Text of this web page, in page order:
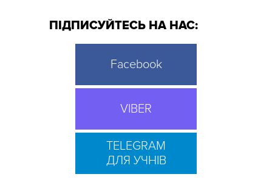
ПІДПИСУЙТЕСЬ НА НАС:
Facebook
VIBER
TELEGRAM
ДЛЯ УЧНІВ